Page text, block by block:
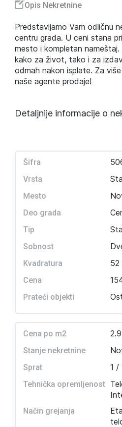
Opis Nekretnine
Predstavljamo Vam odličnu
centru grada. U ceni stana
mesto i kompletan nameštaj.
kako za život, tako i za
odmah nakon isplate. Za
naše agente prodaje!
Detaljnije informacije o
Šifra
Vrsta
Mesto
Deo grada
Tip
Sobnost
Kvadratura 52
Cena
Prateći objekti
Cena po m2
Stanje nekretnine
Sprat 1 /
Tehnička opremljenost
Način grejanja